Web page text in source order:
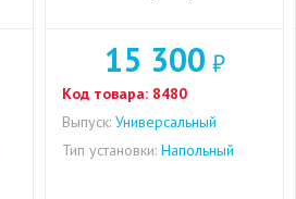
15 300 ₽
Код товара: 8480
Выпуск: Универсальный
Тип установки: Напольный